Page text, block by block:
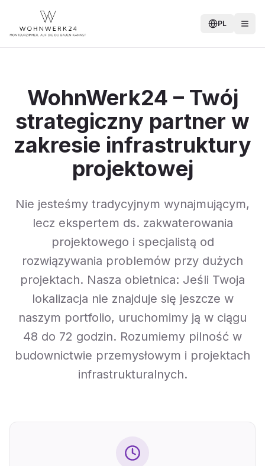
PL
WohnWerk24 – Twój
strategiczny partner w
zakresie infrastruktury
projektowej
Nie jesteśmy tradycyjnym wynajmującym,
lecz ekspertem ds. zakwaterowania
projektowego i specjalistą od
rozwiązywania problemów przy dużych
projektach. Nasza obietnica: Jeśli Twoja
lokalizacja nie znajduje się jeszcze w
naszym portfolio, uruchomimy ją w ciągu
48 do 72 godzin. Rozumiemy pilność w
budownictwie przemysłowym i projektach
infrastrukturalnych.